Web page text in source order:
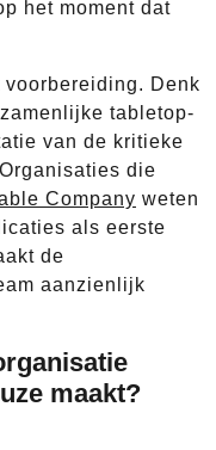
het moment dat
Denk
tabletop-
van de kritieke
die
Company weten
als eerste
de
aanzienlijk
maakt?